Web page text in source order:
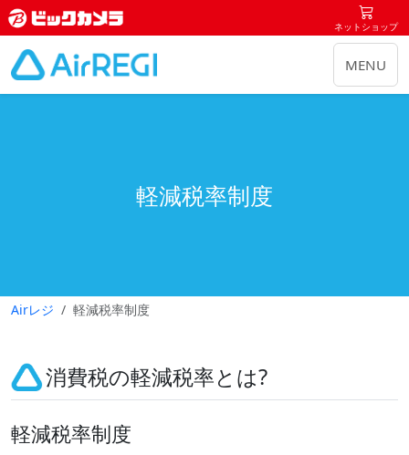
ネットショップ
MENU
軽減税率制度
Airレジ 軽減税率制度
消費税の軽減税率とは?
軽減税率制度